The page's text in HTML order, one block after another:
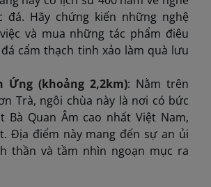
đá. Hãy chứng kiến ​​những nghệ
và mua những tác phẩm điêu
cẩm thạch tinh xảo làm quà lưu
Ứng (khoảng 2,2km): Nằm trên
Trà, ngôi chùa này là nơi có bức
Bà Quan Âm cao nhất Việt Nam,
Địa điểm này mang đến sự an ủi
thần và tầm nhìn ngoạn mục ra